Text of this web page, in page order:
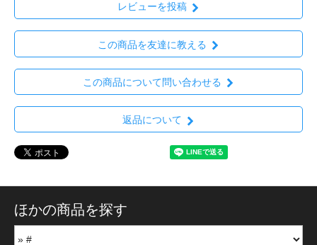
レビューを投稿
この商品を友達に教える
この商品について問い合わせる
返品について
ほかの商品を探す